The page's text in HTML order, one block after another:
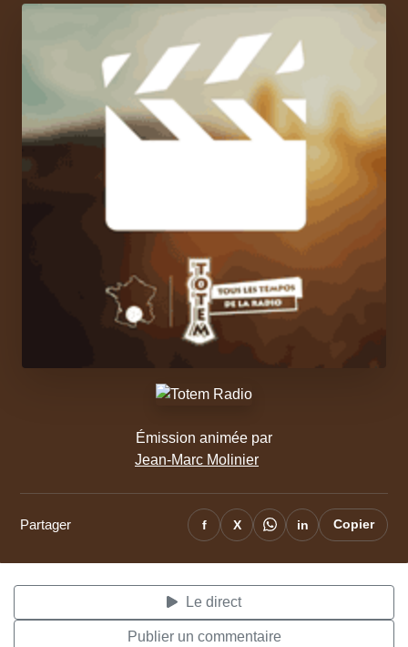
Émission animée par
Jean-Marc Molinier
Partager f X in Copier
Le direct
Publier un commentaire